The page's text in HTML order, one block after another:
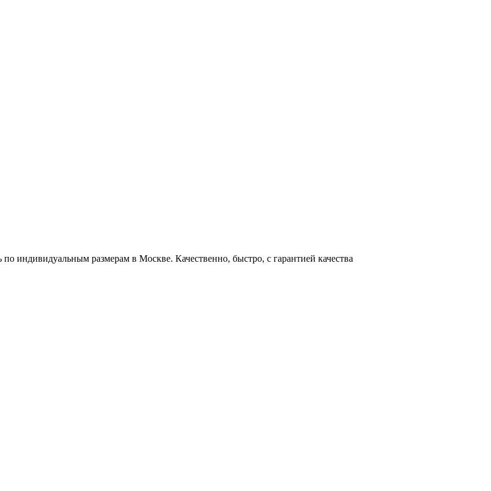
индивидуальным размерам в Москве. Качественно, быстро, с гарантией качества